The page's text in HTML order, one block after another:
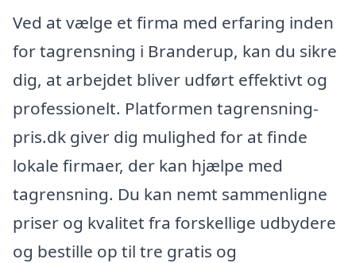
Ved at vælge et firma med erfaring inden
for tagrensning i Branderup, kan du sikre
dig, at arbejdet bliver udført effektivt og
professionelt. Platformen tagrensning-
pris.dk giver dig mulighed for at finde
lokale firmaer, der kan hjælpe med
tagrensning. Du kan nemt sammenligne
priser og kvalitet fra forskellige udbydere
og bestille op til tre gratis og